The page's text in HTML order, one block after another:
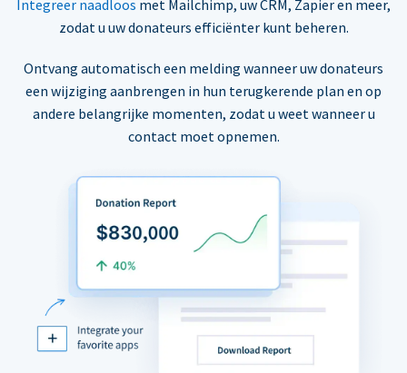
Integreer naadloos met Mailchimp, uw CRM, Zapier en meer,
zodat u uw donateurs efficiënter kunt beheren.
Ontvang automatisch een melding wanneer uw donateurs
een wijziging aanbrengen in hun terugkerende plan en op
andere belangrijke momenten, zodat u weet wanneer u
contact moet opnemen.